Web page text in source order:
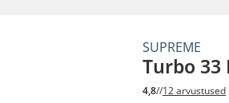
SUPREME
Turbo
4,8//12 arvustused